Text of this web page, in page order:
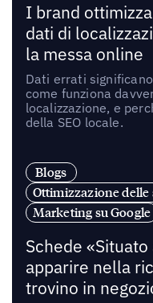
I brand
dati di
la messa online
Dati errati
come funziona
localizzazione, e
della SEO locale.
Blogs
Ottimizzazione delle
Marketing su Google
Schede
apparire nella
trovino in